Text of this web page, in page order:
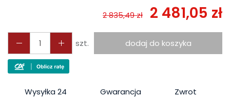
2 835,49 zł 2 481,05 zł
szt. dodaj do koszyka
Wysyłka 24 Gwarancja Zwrot